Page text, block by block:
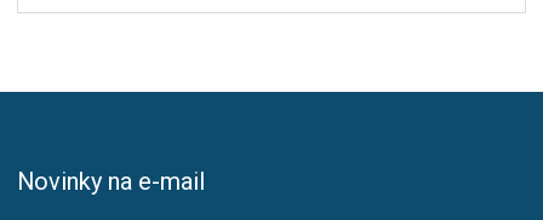
Novinky na e-mail